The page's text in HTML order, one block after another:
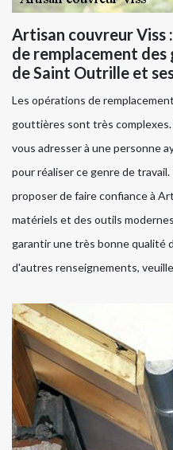
Artisan couvreur Viss
de remplacement
de Saint Outrille et
Les opérations de
gouttières sont très
vous adresser à une personne
pour réaliser ce genre de
proposer de faire confiance à
matériels et des outils
garantir une très bonne qualité
d'autres renseignements,